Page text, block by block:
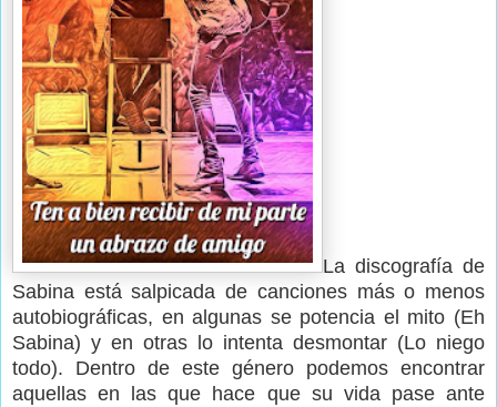
La discografía de
Sabina está salpicada de canciones más o menos
autobiográficas, en algunas se potencia el mito (Eh
Sabina) y en otras lo intenta desmontar (Lo niego
todo). Dentro de este género podemos encontrar
aquellas en las que hace que su vida pase ante